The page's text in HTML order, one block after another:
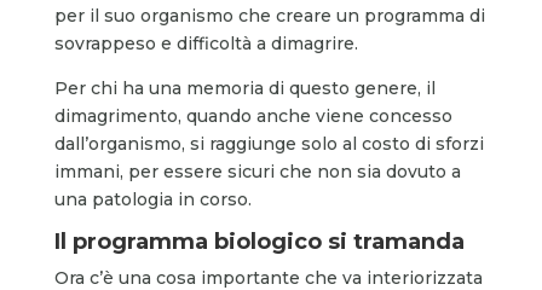
per il suo organismo che creare un programma di
sovrappeso e difficoltà a dimagrire.
Per chi ha una memoria di questo genere, il
dimagrimento, quando anche viene concesso
dall’organismo, si raggiunge solo al costo di sforzi
immani, per essere sicuri che non sia dovuto a
una patologia in corso.
Il programma biologico si tramanda
Ora c’è una cosa importante che va interiorizzata